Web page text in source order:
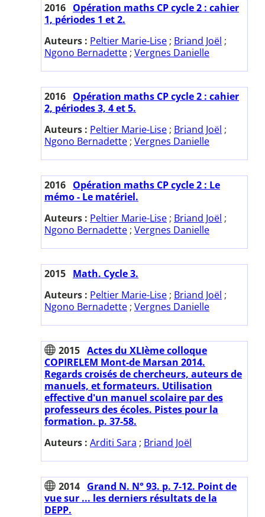
2016 Opération maths CP cycle 2 : cahier
1, périodes 1 et 2.
Auteurs : Peltier Marie-Lise ; Briand Joël ;
Ngono Bernadette ; Vergnes Danielle
2016 Opération maths CP cycle 2 : cahier
2, périodes 3, 4 et 5.
Auteurs : Peltier Marie-Lise ; Briand Joël ;
Ngono Bernadette ; Vergnes Danielle
2016 Opération maths CP cycle 2 : Le
mémo - Le matériel.
Auteurs : Peltier Marie-Lise ; Briand Joël ;
Ngono Bernadette ; Vergnes Danielle
2015 Math. Cycle 3.
Auteurs : Peltier Marie-Lise ; Briand Joël ;
Ngono Bernadette ; Vergnes Danielle
2015 Actes du XLIème colloque
COPIRELEM Mont-de Marsan 2014.
Regards croisés de chercheurs, auteurs de
manuels, et formateurs. Utilisation
effective d'un manuel scolaire par des
professeurs des écoles. Pistes pour la
formation. p. 37-58.
Auteurs : Arditi Sara ; Briand Joël
2014 Grand N. N° 93. p. 7-12. Point de
vue sur ... les derniers résultats de la
DEPP.